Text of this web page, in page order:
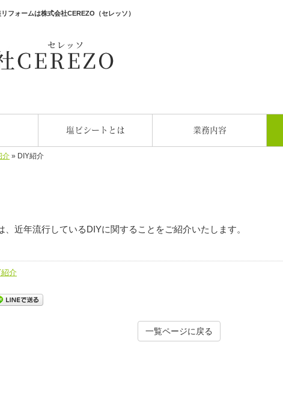
フォームは株式会社CEREZO（セレッソ）
塩ビシートとは 業務内容
介 » DIY紹介
、近年流行しているDIYに関することをご紹介いたします。
紹介
一覧ページに戻る